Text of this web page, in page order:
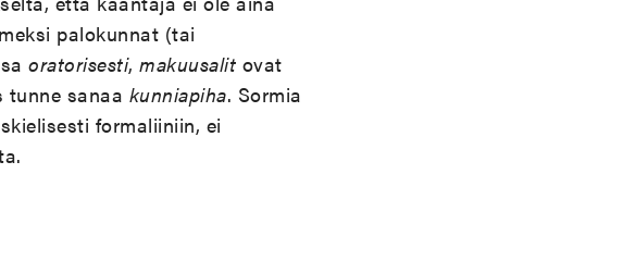
palokunnat (tai
oratorisesti, makuusalit ovat
tunne sanaa kunniapiha. Sormia
formaliiniin, ei